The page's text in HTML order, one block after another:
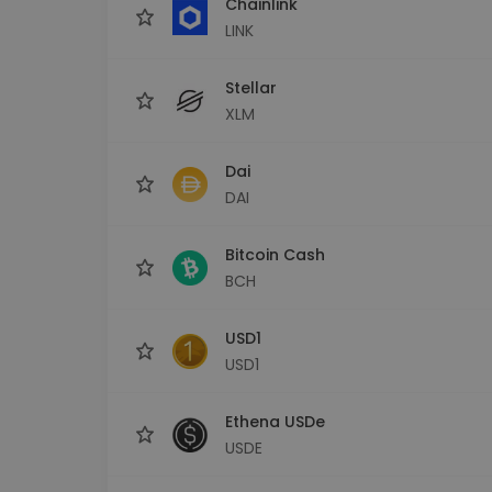
LINK
Stellar
XLM
Dai
DAI
Bitcoin Cash
BCH
USD1
USD1
Ethena USDe
USDE